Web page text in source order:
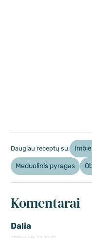
Daugiau receptų su:
Meduolinis pyragas
Komentarai
Dalia